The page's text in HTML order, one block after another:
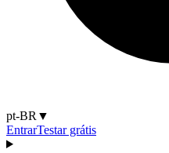
pt-BR ▼
EntrarTestar grátis